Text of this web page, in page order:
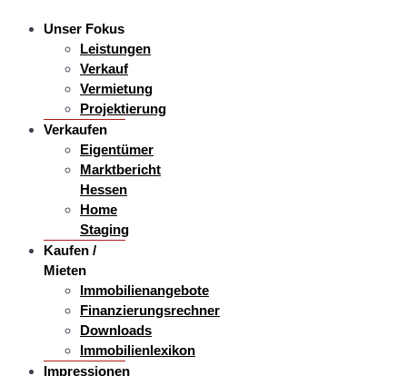
Unser Fokus
Leistungen
Verkauf
Vermietung
Projektierung
Verkaufen
Eigentümer
Marktbericht
Hessen
Home
Staging
Kaufen /
Mieten
Immobilienangebote
Finanzierungsrechner
Downloads
Immobilienlexikon
Impressionen